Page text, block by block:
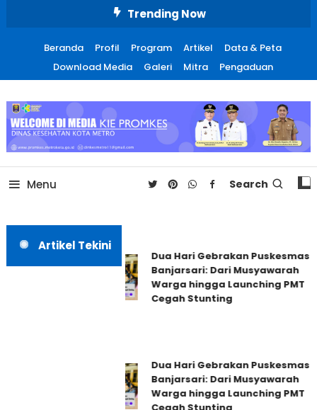
Trending Now
Beranda Profil Program Artikel
Data & Peta
Download Media
Galeri Mitra Pengaduan
Promosi Kesehatan Kota
Metro
Menu Search
Artikel Tekini
Dua Hari Gebrakan Puskesmas
Banjarsari: Dari Musyawarah
Warga hingga Launching PMT
Cegah Stunting
Dua Hari Gebrakan Puskesmas
Banjarsari: Dari Musyawarah
Warga hingga Launching PMT
Cegah Stunting